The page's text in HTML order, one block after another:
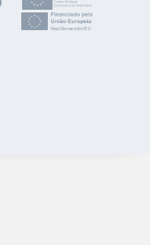
cookies ou